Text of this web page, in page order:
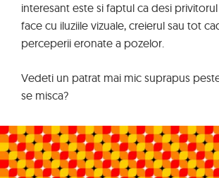
interesant este si faptul ca desi
face cu iluziile vizuale, creierul sau tot
perceperii eronate a pozelor.
Vedeti un patrat mai mic suprapus
se misca?